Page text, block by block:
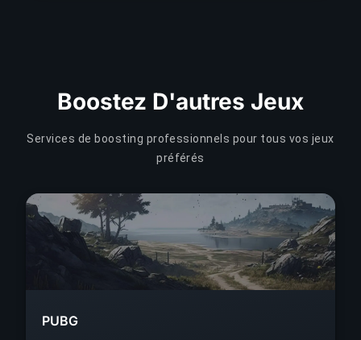
Boostez D'autres Jeux
Services de boosting professionnels pour tous vos jeux
préférés
PUBG